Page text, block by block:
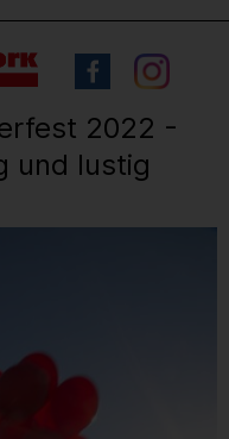
2022 -
und lustig